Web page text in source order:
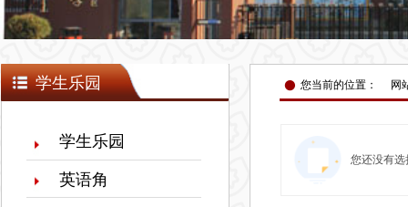
学生乐园
学生乐园
英语角
넸您当前的位置： 网
您还没有